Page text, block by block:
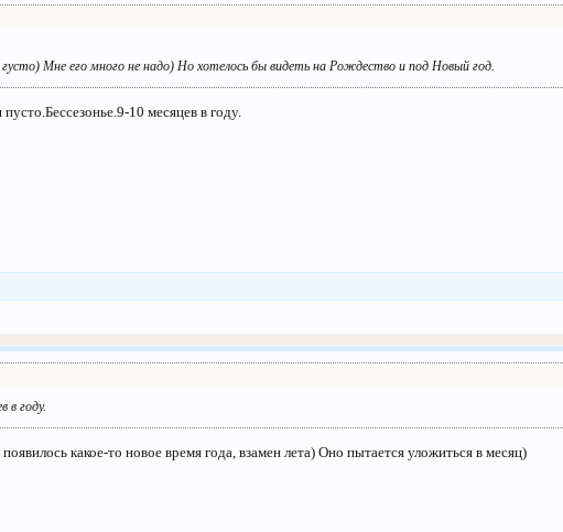
Мне его много не надо) Но хотелось бы видеть на Рождество и под Новый год.
10 месяцев в году.
в году.
какое-то новое время года, взамен лета) Оно пытается уложиться в месяц)